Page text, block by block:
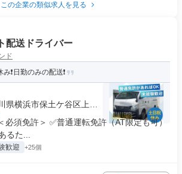
この企業の類似求人を見る
配送ドライバー
ド
❗日勤のみの配送❗
県横浜市保土ケ谷区上菅
必須免許＞ ✅普通運転免許（AT限定も可）
るた...
歓迎 +25個